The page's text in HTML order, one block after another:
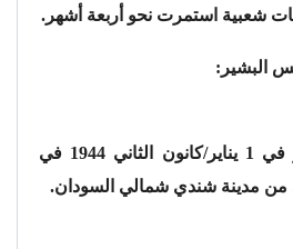
شعبية استمرت نحو أربعة أشهر.
البشير:
ولد عمر حسن البشير في 1 يناير/كانون الثاني 1944 في
من مدينة شندي شمالي السودان.